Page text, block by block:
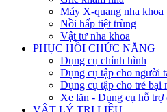
Máy X-quang nha khoa
Nồi hấp tiệt trùng
Vật tư nha khoa
PHỤC HỒI CHỨC NĂNG
Dụng cụ chỉnh hình
Dụng cụ tập cho người
Dụng cụ tập cho trẻ bại
Xe lăn - Dụng cụ hỗ trợ
VẬT LÝ TRỊ LIỆU